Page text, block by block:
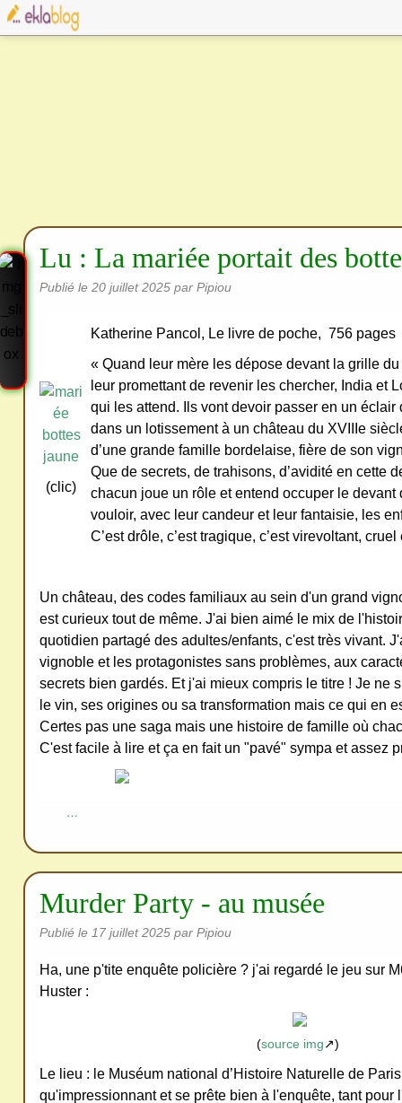
Lu : La mariée portait des
Publié le 20 juillet 2025 par Pipiou
(clic)
Katherine Pancol, Le livre de poche, 756 pages
« Quand leur mère les dépose devant la grille
leur promettant de revenir les chercher, India et
qui les attend. Ils vont devoir passer en un éclair
dans un lotissement à un château du XVIIIe
d’une grande famille bordelaise, fière de son
Que de secrets, de trahisons, d’avidité en cette
chacun joue un rôle et entend occuper le devant
vouloir, avec leur candeur et leur fantaisie, les
C’est drôle, c’est tragique, c’est virevoltant,
Un château, des codes familiaux au sein d'un grand
est curieux tout de même. J'ai bien aimé le mix de
quotidien partagé des adultes/enfants, c'est très vivant.
vignoble et les protagonistes sans problèmes, aux
secrets bien gardés. Et j'ai mieux compris le titre ! Je ne
le vin, ses origines ou sa transformation mais ce qui en
Certes pas une saga mais une histoire de famille où
C'est facile à lire et ça en fait un "pavé" sympa et assez
…
Murder Party - au musée
Publié le 17 juillet 2025 par Pipiou
Ha, une p'tite enquête policière ? j'ai regardé le jeu sur
Huster :
(source img↗)
Le lieu : le Muséum national d’Histoire Naturelle de
qu'impressionnant et se prête bien à l'enquête, tant pour